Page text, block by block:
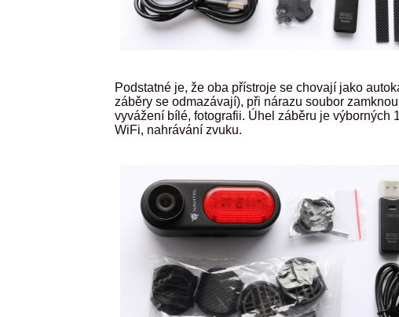
Podstatné je, že oba přístroje se chovají jako
záběry se odmazávají), při nárazu soubor
vyvážení bílé, fotografii. Úhel záběru je výborných
WiFi, nahrávání zvuku.